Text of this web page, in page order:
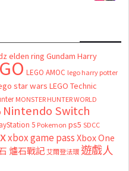
elden ring Gundam Harry
LEGO AMOC lego harry potter
star wars LEGO Technic
MONSTER HUNTER WORLD
Nintendo Switch
5 Pokemon ps5 SDCC
xbox game passXbox One
爐石戰記艾爾登法環 遊戲人